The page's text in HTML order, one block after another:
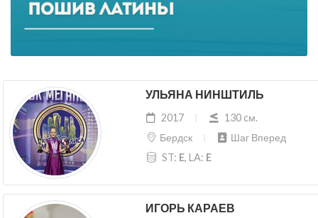
УЛЬЯНА НИНШТИЛЬ
2017
130 cм.
Бердск
Шаг Вперед
ST: E, LA: E
ИГОРЬ КАРАЕВ